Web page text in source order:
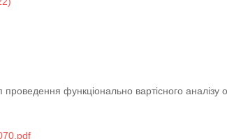
проведення функціонально вартісного аналізу